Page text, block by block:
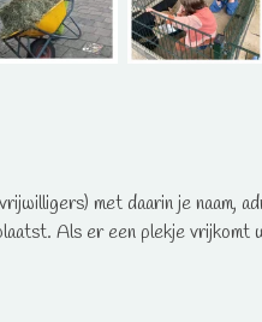
met daarin je naam,
Als er een plekje